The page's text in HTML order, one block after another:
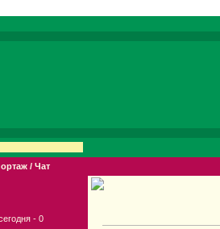
/ Чат
- 0